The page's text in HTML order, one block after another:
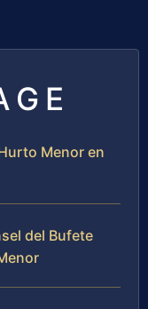
Menor en
del Bufete